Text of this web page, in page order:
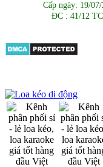
Cấp ngày: 19/
ĐC : 41/12